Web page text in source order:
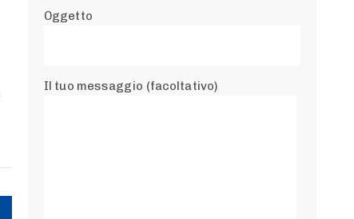
Oggetto
Il tuo messaggio (facoltativo)